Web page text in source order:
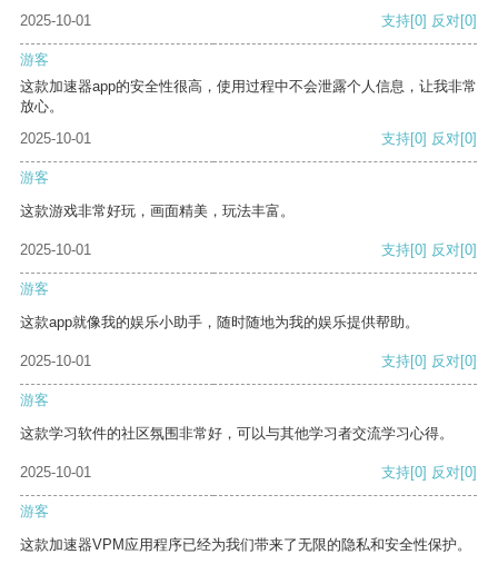
2025-10-01 支持[0] 反对[0]
游客
这款加速器app的安全性很高，使用过程中不会泄露个人信息，让我非常
放心。
2025-10-01
支持[0] 反对[0]
游客
这款游戏非常好玩，画面精美，玩法丰富。
2025-10-01 支持[0] 反对[0]
游客
这款app就像我的娱乐小助手，随时随地为我的娱乐提供帮助。
2025-10-01 支持[0] 反对[0]
游客
这款学习软件的社区氛围非常好，可以与其他学习者交流学习心得。
2025-10-01 支持[0] 反对[0]
游客
这款加速器VPM应用程序已经为我们带来了无限的隐私和安全性保护。